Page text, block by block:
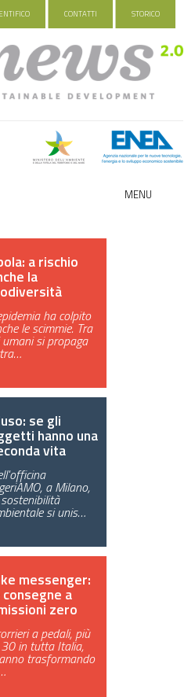
CONTATTI STORICO
MENU
a rischio
la
ha colpito
le scimmie. Tra
umani si propaga
se gli
hanno una
vita
a Milano,
si unis…
messenger:
a
zero
a pedali, più
in tutta Italia,
trasformando